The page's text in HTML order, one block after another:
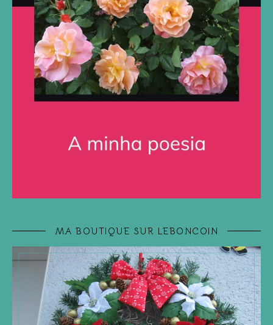
MA BOUTIQUE SUR LEBONCOIN